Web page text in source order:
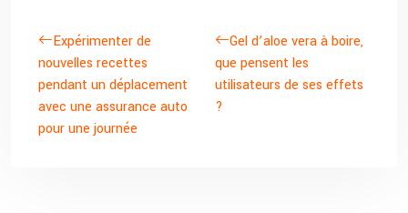
Expérimenter de
nouvelles recettes
pendant un déplacement
avec une assurance auto
pour une journée
Gel d’aloe vera à boire,
que pensent les
utilisateurs de ses effets
?